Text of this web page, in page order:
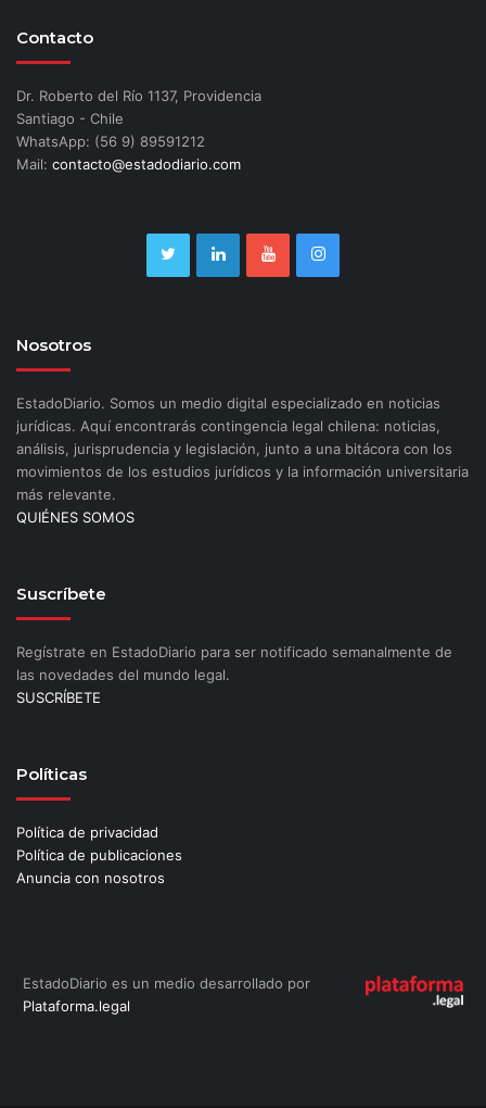
Contacto
Dr. Roberto del Río 1137, Providencia
Santiago - Chile
WhatsApp: (56 9) 89591212
Mail: contacto@estadodiario.com
Nosotros
EstadoDiario. Somos un medio digital especializado en noticias
jurídicas. Aquí encontrarás contingencia legal chilena: noticias,
análisis, jurisprudencia y legislación, junto a una bitácora con los
movimientos de los estudios jurídicos y la información universitaria
más relevante.
QUIÉNES SOMOS
Suscríbete
Regístrate en EstadoDiario para ser notificado semanalmente de
las novedades del mundo legal.
SUSCRÍBETE
Políticas
Política de privacidad
Política de publicaciones
Anuncia con nosotros
EstadoDiario es un medio desarrollado por
Plataforma.legal